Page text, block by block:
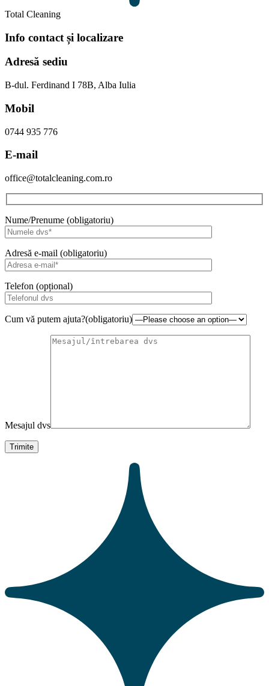
Total Cleaning
Info contact și localizare
Adresă sediu
B-dul. Ferdinand I 78B, Alba Iulia
Mobil
0744 935 776
E-mail
office@totalcleaning.com.ro
Nume/Prenume (obligatoriu)
Adresă e-mail (obligatoriu)
Telefon (opțional)
Cum vă putem ajuta?(obligatoriu)
Mesajul dvs
Trimite